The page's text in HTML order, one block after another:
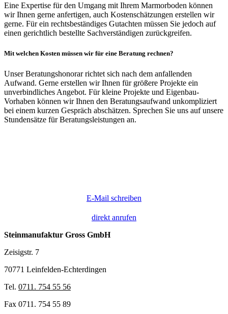
Eine Expertise für den Umgang mit Ihrem Marmorboden können
wir Ihnen gerne anfertigen, auch Kostenschätzungen erstellen wir
gerne. Für ein rechtsbeständiges Gutachten müssen Sie jedoch auf
einen gerichtlich bestellte Sachverständigen zurückgreifen.
Mit welchen Kosten müssen wir für eine Beratung rechnen?
Unser Beratungshonorar richtet sich nach dem anfallenden
Aufwand. Gerne erstellen wir Ihnen für größere Projekte ein
unverbindliches Angebot. Für kleine Projekte und Eigenbau-
Vorhaben können wir Ihnen den Beratungsaufwand unkompliziert
bei einem kurzen Gespräch abschätzen. Sprechen Sie uns auf unsere
Stundensätze für Beratungsleistungen an.
E-Mail schreiben
direkt anrufen
Steinmanufaktur Gross GmbH
Zeisigstr. 7
70771 Leinfelden-Echterdingen
Tel. 0711. 754 55 56
Fax 0711. 754 55 89